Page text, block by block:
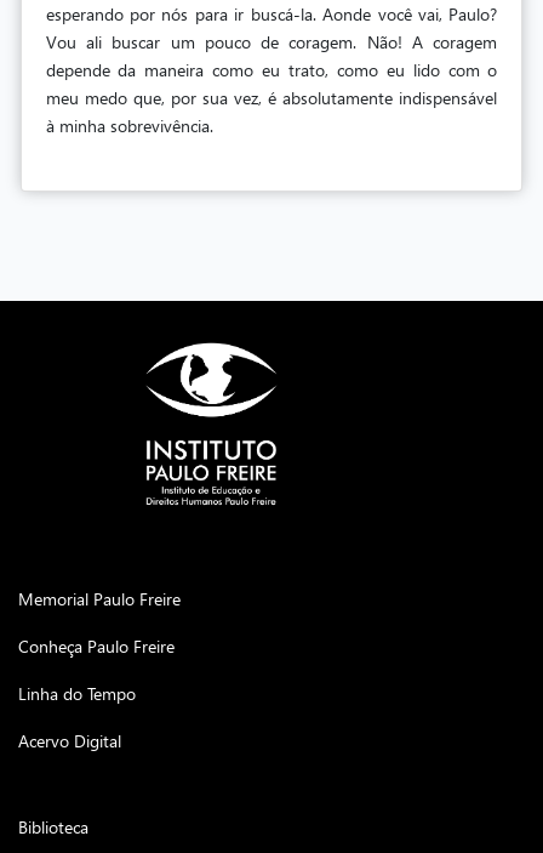
esperando por nós para ir buscá-la. Aonde você vai, Paulo?
Vou ali buscar um pouco de coragem. Não! A coragem
depende da maneira como eu trato, como eu lido com o
meu medo que, por sua vez, é absolutamente indispensável
à minha sobrevivência.
Memorial Paulo Freire
Conheça Paulo Freire
Linha do Tempo
Acervo Digital
Biblioteca